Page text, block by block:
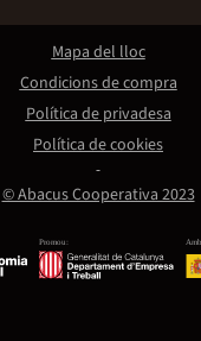
Promou:
© Abacus Cooperativa 2023
Mapa del lloc
Condicions de compra
Política de privadesa
Política de cookies